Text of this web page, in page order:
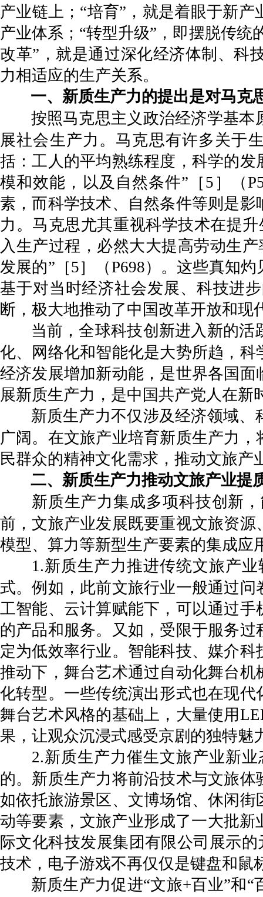
产业链上；“培育”，就是着眼于新
产业体系；“转型升级”，即摆脱传
改革”，就是通过深化经济体制、科
力相适应的生产关系。
一、新质生产力的提出是对马克
按照马克思主义政治经济学基
展社会生产力。马克思有许多关于
括：工人的平均熟练程度，科学的
模和效能，以及自然条件”［5］（
素，而科学技术、自然条件等则是
力。马克思尤其重视科学技术在提
入生产过程，必然大大提高劳动生
发展的”［5］（P698）。这些真知
基于对当时经济社会发展、科技进
断，极大地推动了中国改革开放和现
当前，全球科技创新进入新的
化、网络化和智能化是大势所趋，
经济发展增加新动能，是世界各国
展新质生产力，是中国共产党人在
新质生产力不仅涉及经济领域
广阔。在文旅产业培育新质生产力
民群众的精神文化需求，推动文旅产
二、新质生产力推动文旅产业提
新质生产力集成多项科技创新
前，文旅产业发展既要重视文旅资
模型、算力等新型生产要素的集成应
1.新质生产力推进传统文旅产
式。例如，此前文旅行业一般通过
工智能、云计算赋能下，可以通过
的产品和服务。又如，受限于服务
定为低效率行业。智能科技、媒介
推动下，舞台艺术通过自动化舞台
化转型。一些传统演出形式也在现
舞台艺术风格的基础上，大量使用
果，让观众沉浸式感受京剧的独特魅
2.新质生产力催生文旅产业新
的。新质生产力将前沿技术与文旅
如依托旅游景区、文博场馆、休闲
动等要素，文旅产业形成了一大批
际文化科技发展集团有限公司展示
技术，电子游戏不再仅仅是键盘和鼠
新质生产力促进“文旅+百业”和